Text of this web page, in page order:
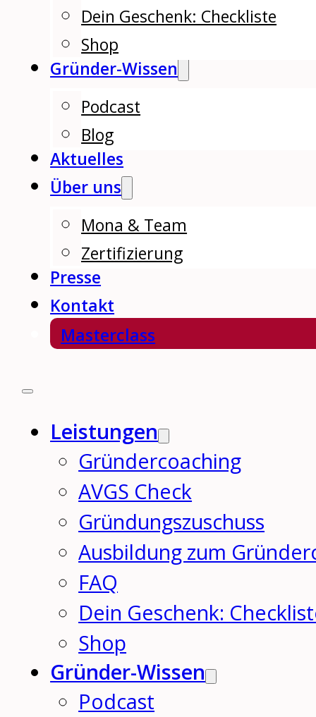
Dein Geschenk: Checkliste
Shop
Gründer-Wissen
Podcast
Blog
Aktuelles
Über uns
Mona & Team
Zertifizierung
Presse
Kontakt
Masterclass
Leistungen
Gründercoaching
AVGS Check
Gründungszuschuss
Ausbildung zum
FAQ
Dein Geschenk:
Shop
Gründer-Wissen
Podcast